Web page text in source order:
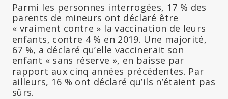
Parmi les personnes interrogées, 17 % des
parents de mineurs ont déclaré être
« vraiment contre » la vaccination de leurs
enfants, contre 4 % en 2019. Une majorité,
67 %, a déclaré qu’elle vaccinerait son
enfant « sans réserve », en baisse par
rapport aux cinq années précédentes. Par
ailleurs, 16 % ont déclaré qu’ils n’étaient pas
sûrs.